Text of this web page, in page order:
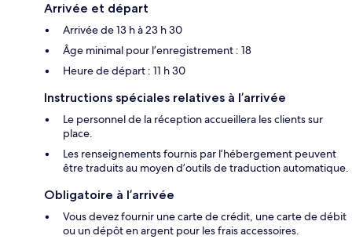
Arrivée et départ
Arrivée de 13 h à 23 h 30
Âge minimal pour l’enregistrement : 18
Heure de départ : 11 h 30
Instructions spéciales relatives à l’arrivée
Le personnel de la réception accueillera les clients sur
place.
Les renseignements fournis par l’hébergement peuvent
être traduits au moyen d’outils de traduction automatique.
Obligatoire à l’arrivée
Vous devez fournir une carte de crédit, une carte de débit
ou un dépôt en argent pour les frais accessoires.